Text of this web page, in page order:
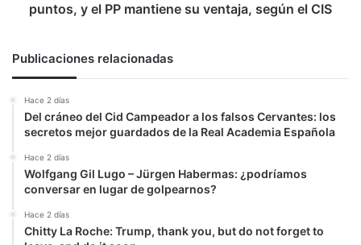
mantiene
según
CIS
puntos, y el PP mantiene su ventaja, según el CIS
Publicaciones relacionadas
Hace 2 días
Del cráneo del Cid Campeador a los falsos Cervantes: los
secretos mejor guardados de la Real Academia Española
Hace 2 días
Wolfgang Gil Lugo – Jürgen Habermas: ¿podríamos
conversar en lugar de golpearnos?
Hace 2 días
Chitty La Roche: Trump, thank you, but do not forget to